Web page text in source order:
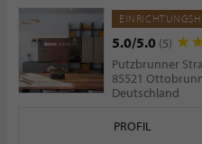
5.0/5.0 (5)
Putzbrunner
85521
Deutschland
PROFIL